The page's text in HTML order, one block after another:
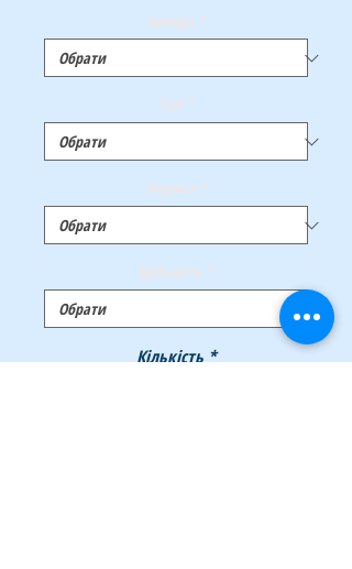
Бренди *
Тип *
Формат *
Щільність *
Кількість*